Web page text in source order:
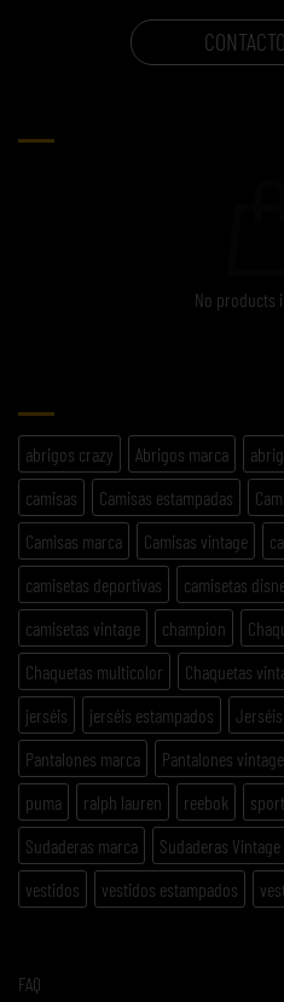
No products
abrigos crazy Abrigos marca
camisas
Camisas estampadas
Camisas marca
Camisas vintage
camisetas deportivas
camisetas
camisetas vintage
champion
Chaquetas multicolor
Chaquetas
jerséis
jerséis estampados
Pantalones marca
Pantalones vintage
puma
ralph lauren reebok
Sudaderas marca
Sudaderas Vintage
vestidos
vestidos estampados
FAQ